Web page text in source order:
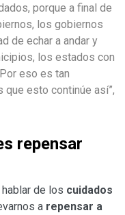
porque a final de
los gobiernos
de echar a andar y
los estados con
eso es tan
esto continúe así”,
repensar
de los cuidados
a repensar a